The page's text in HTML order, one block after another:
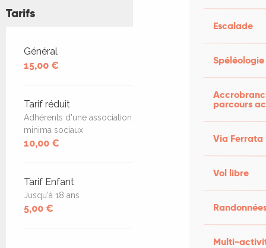
Escalade
Spéléologie
parcours
Via Ferrata
Vol libre
Multi-
Tarifs
Tarifs 2026
Général
15,00 €
Tarif réduit
Adhérents d'une association culturelle de la CCCS,
minima sociaux
10,00 €
Tarif Enfant
Jusqu'à 18 ans
5,00 €